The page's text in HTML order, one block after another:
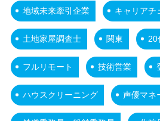
地域未来牽引企業 キャリアチ
土地家屋調査士 関東 20
フルリモート 技術営業
ハウスクリーニング 声優マネ